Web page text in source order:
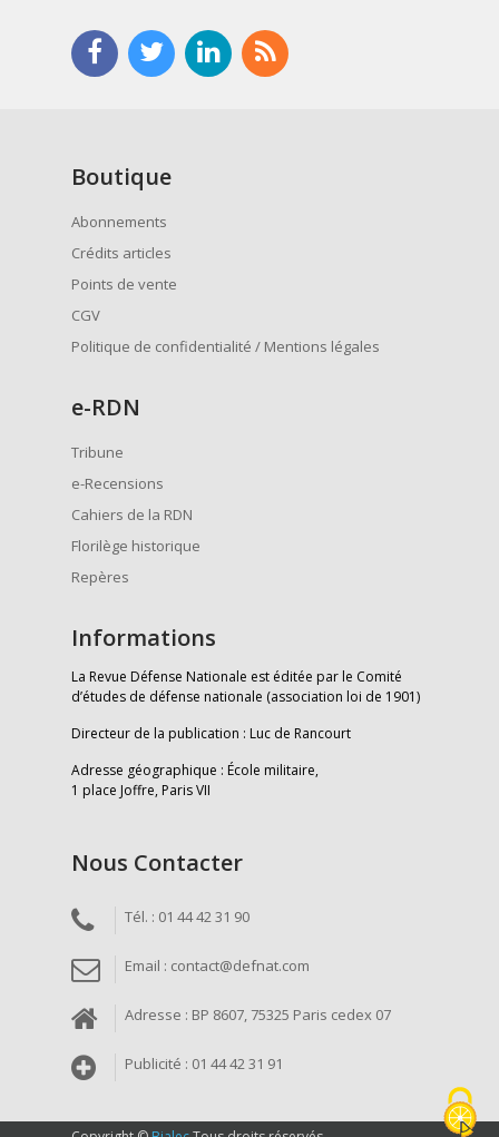
Boutique
Abonnements
Crédits articles
Points de vente
CGV
Politique de confidentialité / Mentions légales
e-RDN
Tribune
e-Recensions
Cahiers de la RDN
Florilège historique
Repères
Informations
La Revue Défense Nationale est éditée par le Comité
d’études de défense nationale (association loi de 1901)
Directeur de la publication : Luc de Rancourt
Adresse géographique : École militaire,
1 place Joffre, Paris VII
Nous Contacter
Tél. : 01 44 42 31 90
Email : contact@defnat.com
Adresse : BP 8607, 75325 Paris cedex 07
Publicité : 01 44 42 31 91